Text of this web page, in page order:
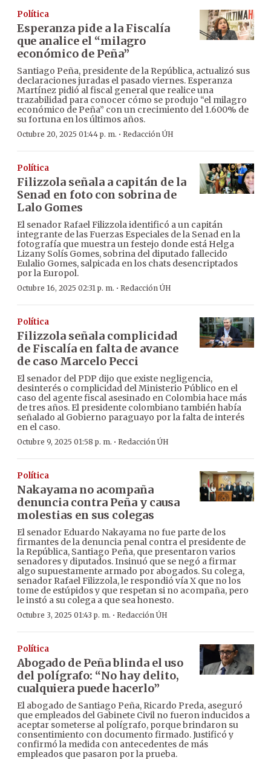
Política
Esperanza pide a la Fiscalía
que analice el “milagro
económico de Peña”
Santiago Peña, presidente de la República, actualizó sus
declaraciones juradas el pasado viernes. Esperanza
Martínez pidió al fiscal general que realice una
trazabilidad para conocer cómo se produjo “el milagro
económico de Peña” con un crecimiento del 1.600% de
su fortuna en los últimos años.
Octubre 20, 2025 01:44 p. m. · Redacción ÚH
Política
Filizzola señala a capitán de la
Senad en foto con sobrina de
Lalo Gomes
El senador Rafael Filizzola identificó a un capitán
integrante de las Fuerzas Especiales de la Senad en la
fotografía que muestra un festejo donde está Helga
Lizany Solís Gomes, sobrina del diputado fallecido
Eulalio Gomes, salpicada en los chats desencriptados
por la Europol.
Octubre 16, 2025 02:31 p. m. · Redacción ÚH
Política
Filizzola señala complicidad
de Fiscalía en falta de avance
de caso Marcelo Pecci
El senador del PDP dijo que existe negligencia,
desinterés o complicidad del Ministerio Público en el
caso del agente fiscal asesinado en Colombia hace más
de tres años. El presidente colombiano también había
señalado al Gobierno paraguayo por la falta de interés
en el caso.
Octubre 9, 2025 01:58 p. m. · Redacción ÚH
Política
Nakayama no acompaña
denuncia contra Peña y causa
molestias en sus colegas
El senador Eduardo Nakayama no fue parte de los
firmantes de la denuncia penal contra el presidente de
la República, Santiago Peña, que presentaron varios
senadores y diputados. Insinuó que se negó a firmar
algo supuestamente armado por abogados. Su colega,
senador Rafael Filizzola, le respondió vía X que no los
tome de estúpidos y que respetan si no acompaña, pero
le instó a su colega a que sea honesto.
Octubre 3, 2025 01:43 p. m. · Redacción ÚH
Política
Abogado de Peña blinda el uso
del polígrafo: “No hay delito,
cualquiera puede hacerlo”
El abogado de Santiago Peña, Ricardo Preda, aseguró
que empleados del Gabinete Civil no fueron inducidos a
aceptar someterse al polígrafo, porque brindaron su
consentimiento con documento firmado. Justificó y
confirmó la medida con antecedentes de más
empleados que pasaron por la prueba.